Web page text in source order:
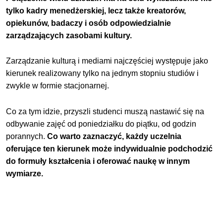
tylko kadry menedżerskiej, lecz także kreatorów,
opiekunów, badaczy i osób odpowiedzialnie
zarządzających zasobami kultury.
Zarządzanie kulturą i mediami najczęściej występuje jako
kierunek realizowany tylko na jednym stopniu studiów i
zwykle w formie stacjonarnej.
Co za tym idzie, przyszli studenci muszą nastawić się na
odbywanie zajęć od poniedziałku do piątku, od godzin
porannych.Co warto zaznaczyć, każdy uczelnia
oferujące ten kierunek może indywidualnie podchodzić
do formuły kształcenia i oferować naukę w innym
wymiarze.